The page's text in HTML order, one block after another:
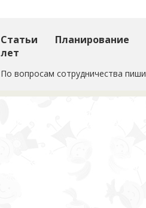
Статьи
Планирование
лет
По вопросам сотрудничества